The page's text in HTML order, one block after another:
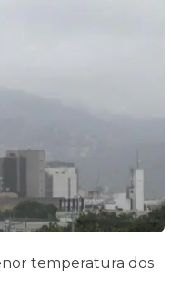
temperatura dos